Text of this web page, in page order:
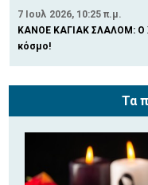
7 Ιουλ 2026, 10:25 π.μ.
ΚΑΝΟΕ ΚΑΓΙΑΚ ΣΛΑΛΟΜ: Ο
κόσμο!
Τα